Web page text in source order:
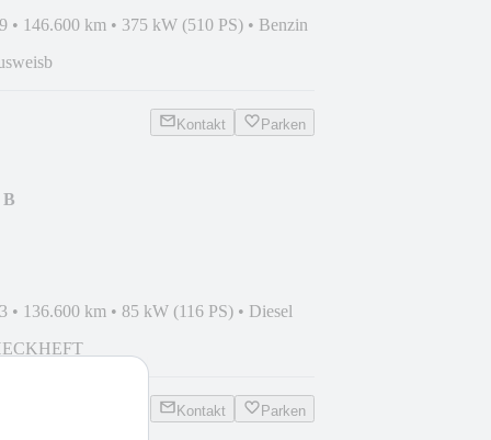
• 146.600 km • 375 kW (510 PS) • Benzin
Kontakt Parken
B
• 136.600 km • 85 kW (116 PS) • Diesel
Kontakt Parken